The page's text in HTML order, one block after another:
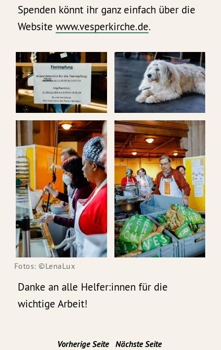
Spenden könnt ihr ganz einfach über die
Websitewww.vesperkirche.de.
Fotos: ©LenaLux
Danke an alle Helfer:innen für die
wichtige Arbeit!
Vorherige Seite Nächste Seite